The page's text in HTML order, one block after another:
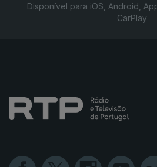
Disponível para iOS, Android,
CarPlay